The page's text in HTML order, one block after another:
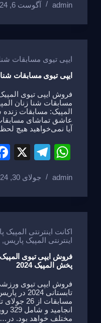
at
s
A
p
p
e
gr
a
m
admin آگوست 6, 2024
ایپی تیوی مسابقات
ایپی تیوی مسابقات
المپیک: مسابقات زنده
عاشق تماشای
آیا نمی‌خواهید هیچ
W
at
s
A
p
p
T
e
gr
a
m
X
admin جولای 30, 2024
اکانت اینترنتی المپیک
اینترنتی المپیک پاریس,
پخش المپیک 2024
تابستانی
مختلف خواهد بود. در…